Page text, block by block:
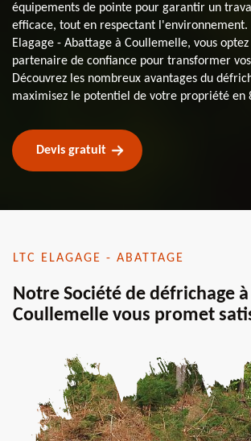
équipements de pointe pour garantir un
efficace, tout en respectant l'environnement.
Elagage - Abattage à Coullemelle, vous
partenaire de confiance pour transformer
Découvrez les nombreux avantages du
maximisez le potentiel de votre propriété en
Devis gratuit
LTC ELAGAGE - ABATTAGE
Notre Société de défrichage à
Coullemelle vous promet